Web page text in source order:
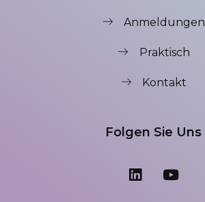
Anmeldungen
Praktisch
Kontakt
Folgen Sie Uns